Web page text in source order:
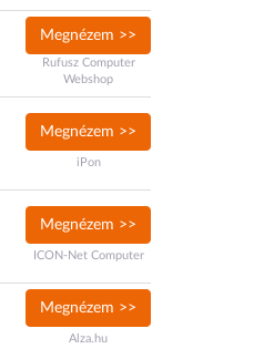
Megnézem >>
Rufusz Computer
Webshop
Megnézem >>
iPon
Megnézem >>
ICON-Net Computer
Megnézem >>
Alza.hu